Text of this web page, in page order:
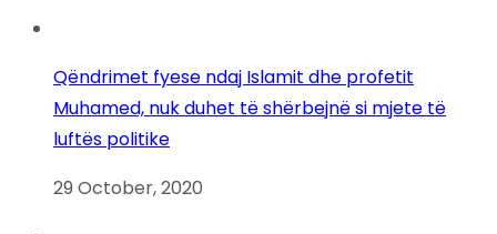
Qëndrimet fyese ndaj Islamit dhe profetit
Muhamed, nuk duhet të shërbejnë si mjete të
luftës politike
29 October, 2020